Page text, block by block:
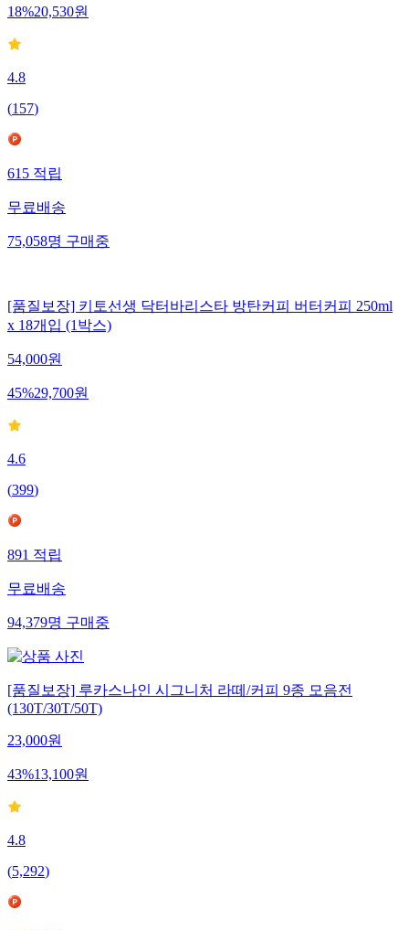
18%20,530원
4.8
(157)
615 적립
무료배송
75,058명 구매중
[품질보장] 키토선생 닥터바리스타 방탄커피 버터커피 250ml
x 18개입 (1박스)
54,000원
45%29,700원
4.6
(399)
891적립
무료배송
94,379명구매중
[품질보장] 루카스나인 시그니처 라떼/커피 9종 모음전
(130T/30T/50T)
23,000원
43%13,100원
4.8
(5,292)